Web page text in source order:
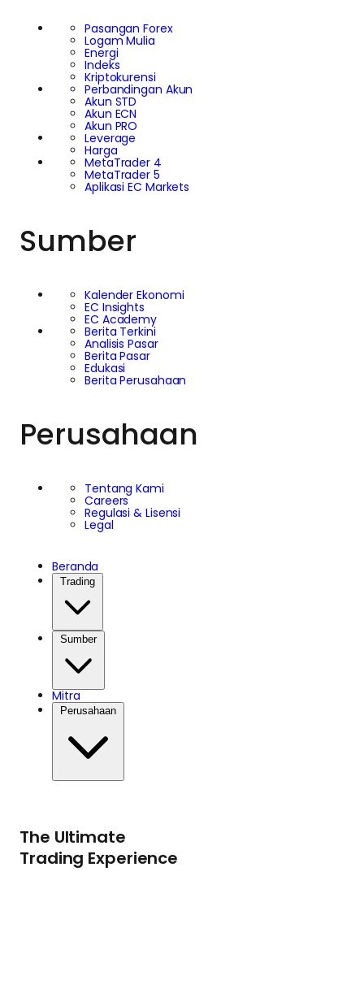
Pasangan Forex
Logam Mulia
Energi
Indeks
Kriptokurensi
Perbandingan Akun
Akun STD
Akun ECN
Akun PRO
Leverage
Harga
MetaTrader 4
MetaTrader 5
Aplikasi EC Markets
Sumber
Kalender Ekonomi
EC Insights
EC Academy
Berita Terkini
Analisis Pasar
Berita Pasar
Edukasi
Berita Perusahaan
Perusahaan
Tentang Kami
Careers
Regulasi & Lisensi
Legal
Beranda
Trading
Sumber
Mitra
Perusahaan
The Ultimate
Trading Experience